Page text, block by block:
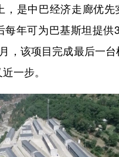
，是中巴经济走廊优先
每年可为巴基斯坦提供
，该项目完成最后一
一步。